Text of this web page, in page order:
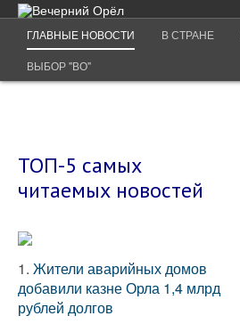
ГЛАВНЫЕ НОВОСТИ В СТРАНЕ
ВЫБОР "ВО"
ТОП-5 самых
читаемых новостей
1. Жители аварийных домов
добавили казне Орла 1,4 млрд
рублей долгов